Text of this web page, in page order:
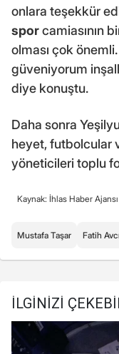
onlara teşekkür
sporcamiasının
olması çok
güveniyorum
diye konuştu.
Daha sonra
heyet, futbolcular
yöneticileri toplu
Kaynak: İhlas Haber Ajansı
Mustafa Taşar Fatih Avcı